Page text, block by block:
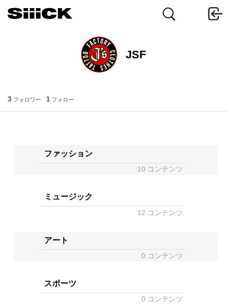
JSF
3 フォロワー 1 フォロー
ファッション
10 コンテンツ
ミュージック
12 コンテンツ
アート
0 コンテンツ
スポーツ
0 コンテンツ